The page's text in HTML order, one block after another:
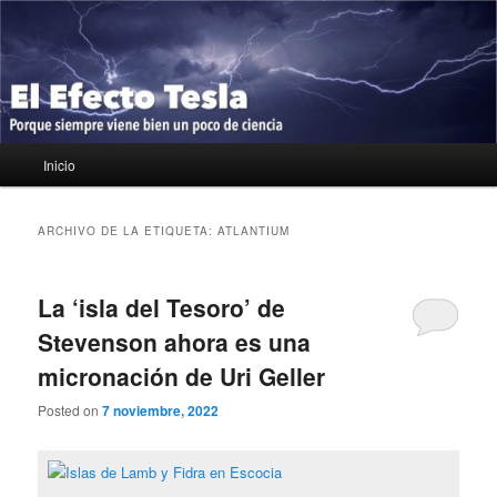
contenido
principal
contenido
secundario
El Efecto Tesla
Porque siempre viene bien un poco de ciencia
principal
Inicio
ARCHIVO DE LA ETIQUETA:ATLANTIUM
La ‘isla del Tesoro’ de
Stevenson ahora es una
micronación de Uri Geller
Posted on7 noviembre, 2022